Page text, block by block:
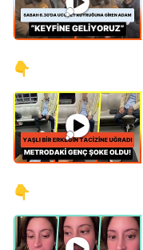
👇
👇